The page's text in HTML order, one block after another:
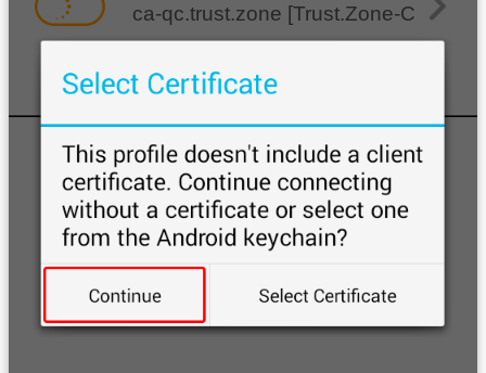
ca-qc.trust.zone [Trust.Zone-